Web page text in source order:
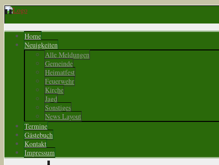
Home
Neuigkeiten
Alle Meldungen
Gemeinde
Heimatfest
Feuerwehr
Kirche
Jagd
Sonstiges
News Layout
Termine
Gästebuch
Kontakt
Impressum